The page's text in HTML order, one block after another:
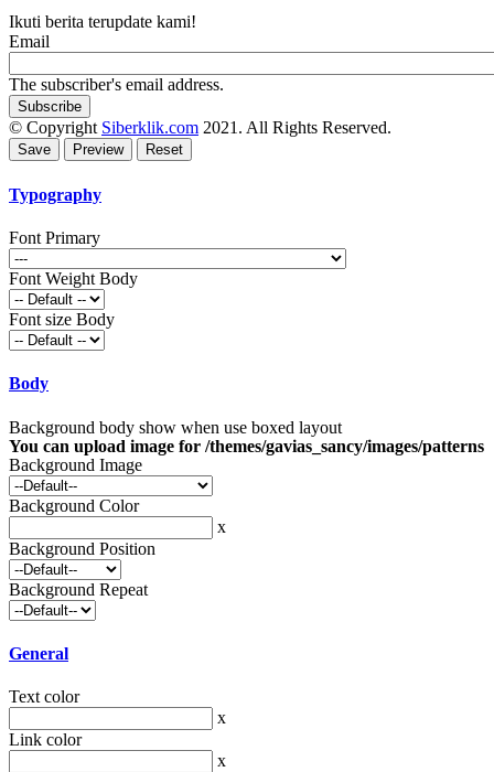
Ikuti berita terupdate kami!
Email
The subscriber's email address.
© Copyright Siberklik.com 2021. All Rights Reserved.
Typography
Font Primary
Font Weight Body
Font size Body
Body
Background body show when use boxed layout
You can upload image for /themes/gavias_sancy/images/patterns
Background Image
Background Color
x
Background Position
Background Repeat
General
Text color
x
Link color
x